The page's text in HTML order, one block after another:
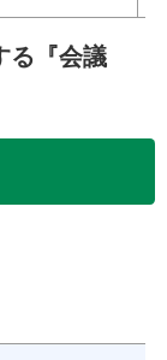
る『会議